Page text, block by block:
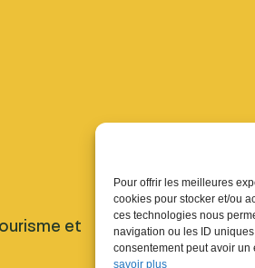
Pour offrir les meilleures
cookies pour stocker et/ou
ces technologies nous
navigation ou les ID
consentement peut avoir un
savoir plus
et
Nous trouver
Inscription
Fermetures